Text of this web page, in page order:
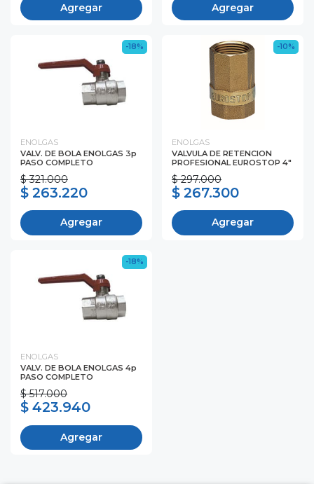
Agregar Agregar
-18%
ENOLGAS
VALV. DE BOLA ENOLGAS 3p
PASO COMPLETO
$ 321.000
$ 263.220
Agregar
-10%
ENOLGAS
VALVULA DE RETENCION
PROFESIONAL EUROSTOP 4"
$ 297.000
$ 267.300
Agregar
-18%
ENOLGAS
VALV. DE BOLA ENOLGAS 4p
PASO COMPLETO
$ 517.000
$ 423.940
Agregar